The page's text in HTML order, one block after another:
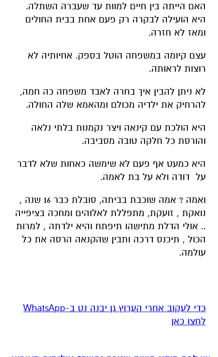
האם הייתה בין חיים למוות עד שעברה השתלה.
היא הועילה לבקרה רק פעם אחת בבית החולים
ומאז לא חזרה.
עצם קיומה במשפחה הוטל בספק. אחיותיה לא
רוצות לראותה.
לא ניתן להבין איך בחרה לאבד משפחה כה חמה,
להרחיק את ילדיה מכולם ומהאמא שלה החולה.
היא הולכת עם קינאה ויצר נקמנות בלתי נלאה
והורסת כל חלקה טובה מסביבה.
היא כמעט אף פעם לא שימשה כאחות שלא לדבר
על דודה ולא על בת לאמה.
ואמה ? אמה שוכבת בביתה, סובלת כבר 16 שנה ,
נואקת , זועקת, מתפללת לאלוהים ומחכה בציפייה
.. אולי הדלת מתישהו תיפתח והיא ילדתה , למרות
הכול , תיכנס דרכה ותבין שהקנאה הרסה את כל
עולמה.
‏כדי לעקוב אחרי הערוץ גן יבנה נט ב-WhatsApp
לחצו כאן